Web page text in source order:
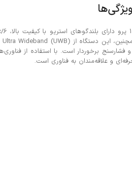
و علاقه‌مندان به فناوری است.